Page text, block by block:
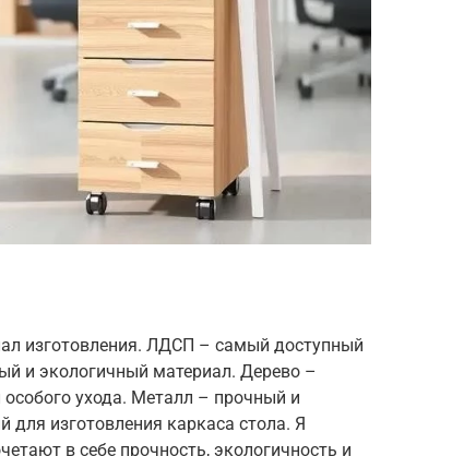
изготовления. ЛДСП – самый доступный
и экологичный материал. Дерево –
ухода. Металл – прочный и
для изготовления каркаса стола. Я
в себе прочность, экологичность и